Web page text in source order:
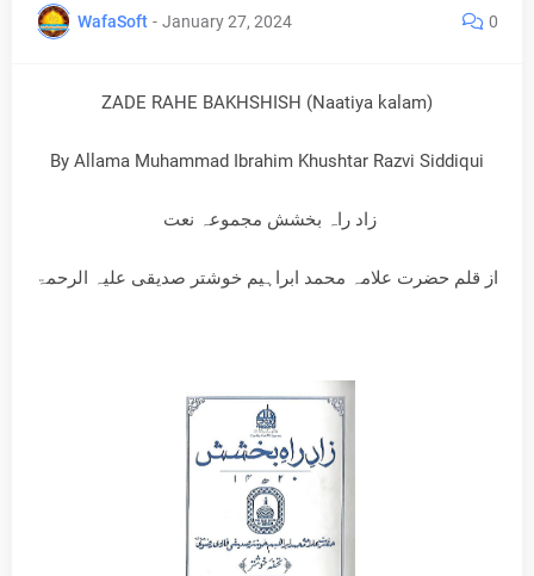
WafaSoft - January 27, 2024 0
ZADE RAHE BAKHSHISH (Naatiya kalam)
By Allama Muhammad Ibrahim Khushtar Razvi Siddiqui
زاد راہ بخشش مجموعہ نعت
از قلم حضرت علامہ محمد ابراہیم خوشتر صدیقی علیہ الرحمۃ